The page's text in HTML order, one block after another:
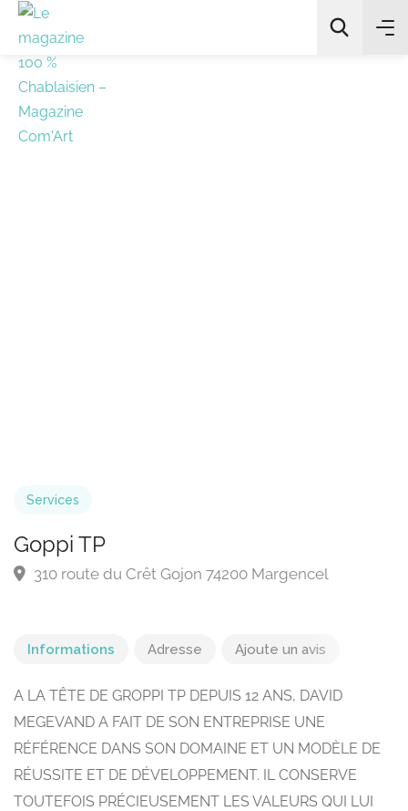
All Categories
Services
Goppi TP
310 route du Crêt Gojon 74200 Margencel
Informations Adresse Ajoute un avis
A LA TÊTE DE GROPPI TP DEPUIS 12 ANS, DAVID
MEGEVAND A FAIT DE SON ENTREPRISE UNE
RÉFÉRENCE DANS SON DOMAINE ET UN MODÈLE DE
RÉUSSITE ET DE DÉVELOPPEMENT. IL CONSERVE
TOUTEFOIS PRÉCIEUSEMENT LES VALEURS QUI LUI